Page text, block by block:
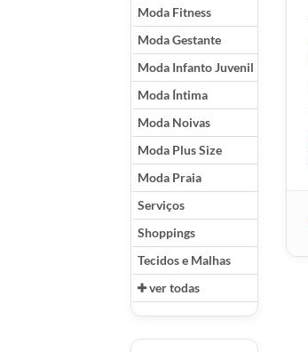
Moda Fitness
Moda Gestante
Moda Infanto Juvenil
Moda Íntima
Moda Noivas
Moda Plus Size
Moda Praia
Serviços
Shoppings
Tecidos e Malhas
ver todas